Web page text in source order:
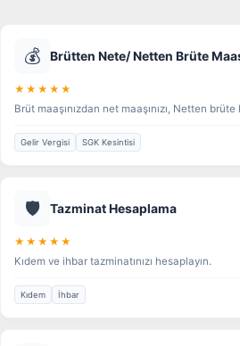
💰 Brütten Nete/ Netten Brüte
★★★★★
Brüt maaşınızdan net maaşınızı, Netten brüte
Gelir Vergisi SGK Kesintisi
🛡️ Tazminat Hesaplama
★★★★★
Kıdem ve ihbar tazminatınızı hesaplayın.
Kıdem İhbar